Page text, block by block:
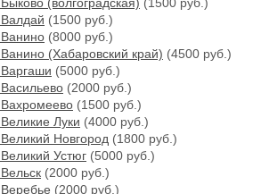
Валдай (1500 руб.)
Ванино (8000 руб.)
Ванино (Хабаровский край) (4500 руб.)
Варгаши (5000 руб.)
(2000 руб.)
Вахромеево (1500 руб.)
Луки (4000 руб.)
Новгород (1800 руб.)
Устюг (5000 руб.)
(2000 руб.)
Веребье (2000 руб.)